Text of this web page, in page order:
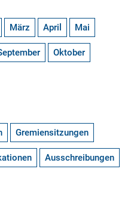
März April Mai
Oktober
Gremiensitzungen
Ausschreibungen